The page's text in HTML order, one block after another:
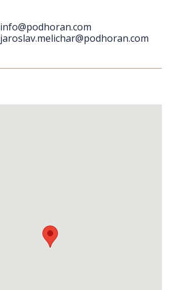
info@podhoran.com
jaroslav.melichar@podhoran.com